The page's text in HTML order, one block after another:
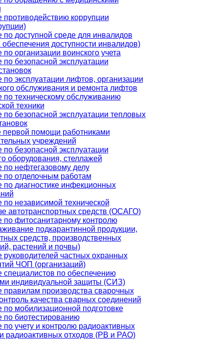
противодействию коррупции
по доступной среде для инвалидов
доступности инвалидов)
организации воинского учета
безопасной эксплуатации
по эксплуатации лифтов, организации
обслуживания и ремонта лифтов
по техническому обслуживанию
техники
по безопасной эксплуатации тепловых
первой помощи работниками
учреждений
безопасной эксплуатации
оборудования, стеллажей
по нефтегазовому делу
по отделочным работам
по диагностике инфекционных
по независимой технической
автотранспортных средств (ОСАГО)
по фитосанитарному контролю
подкарантинной продукции,
средств, производственных
растений и почвы)
руководителей частных охранных
ЧОП (организаций)
специалистов по обеспечению
индивидуальной защиты (СИЗ)
правилам производства сварочных
качества сварных соединений
по мобилизационной подготовке
по биотестированию
по учету и контролю радиоактивных
радиоактивных отходов (РВ и РАО)